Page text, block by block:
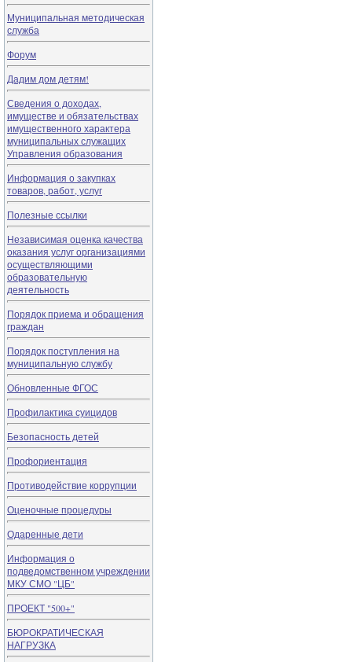
Муниципальная методическая
служба
Форум
Дадим дом детям!
Сведения о доходах,
имуществе и обязательствах
имущественного характера
муниципальных служащих
Управления образования
Информация о закупках
товаров, работ, услуг
Полезные ссылки
Независимая оценка качества
оказания услуг организациями
осуществляющими
образовательную
деятельность
Порядок приема и обращения
граждан
Порядок поступления на
муниципальную службу
Обновленные ФГОС
Профилактика суицидов
Безопасность детей
Профориентация
Противодействие коррупции
Оценочные процедуры
Одаренные дети
Информация о
подведомственном учреждении
МКУ СМО "ЦБ"
ПРОЕКТ "500+"
БЮРОКРАТИЧЕСКАЯ
НАГРУЗКА